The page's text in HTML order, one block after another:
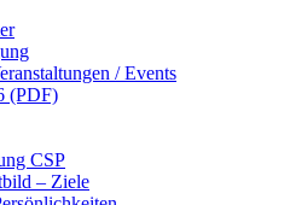
/ Events
(PDF)
CSP
– Ziele